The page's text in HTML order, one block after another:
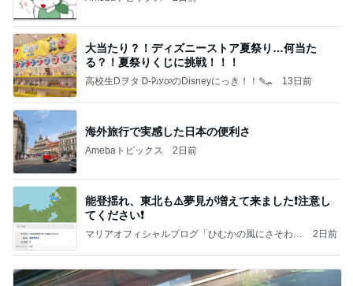
大当たり？！ディズニーストア夏祭り…何当た
る？！夏祭りくじに挑戦！！！
高校生Dヲタ Ꭰ-ᎮꭵꭹꭴのDisneyにっき！！✎ܚ 13日前
海外旅行で実感した日本の便利さ
Amebaトピックス 2日前
能登揺れ、東北も⚠️夢見が増えて来ました❗️注意し
てください❗️
マリアオフィシャルブログ「ひむかの風にさそわれ
2日前